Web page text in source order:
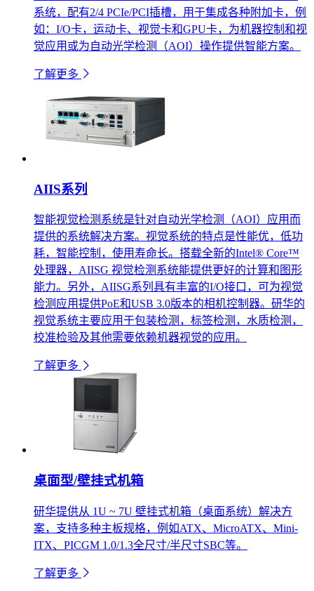
系统，配有2/4 PCIe/PCI插槽，用于集成各种附加卡，例
如：I/O卡，运动卡、视觉卡和GPU卡，为机器控制和视
觉应用或为自动光学检测（AOI）操作提供智能方案。
了解更多
AIIS系列
智能视觉检测系统是针对自动光学检测（AOI）应用而
提供的系统解决方案。视觉系统的特点是性能优，低功
耗，智能控制，使用寿命长。搭载全新的Intel® Core™
处理器，AIISG 视觉检测系统能提供更好的计算和图形
能力。另外，AIISG系列具有丰富的I/O接口，可为视觉
检测应用提供PoE和USB 3.0版本的相机控制器。研华的
视觉系统主要应用于包装检测，标签检测，水质检测，
校准检验及其他需要依赖机器视觉的应用。
了解更多
桌面型/壁挂式机箱
研华提供从 1U ~ 7U 壁挂式机箱（桌面系统）解决方
案，支持多种主板规格，例如ATX、MicroATX、Mini-
ITX、PICGM 1.0/1.3全尺寸/半尺寸SBC等。
了解更多